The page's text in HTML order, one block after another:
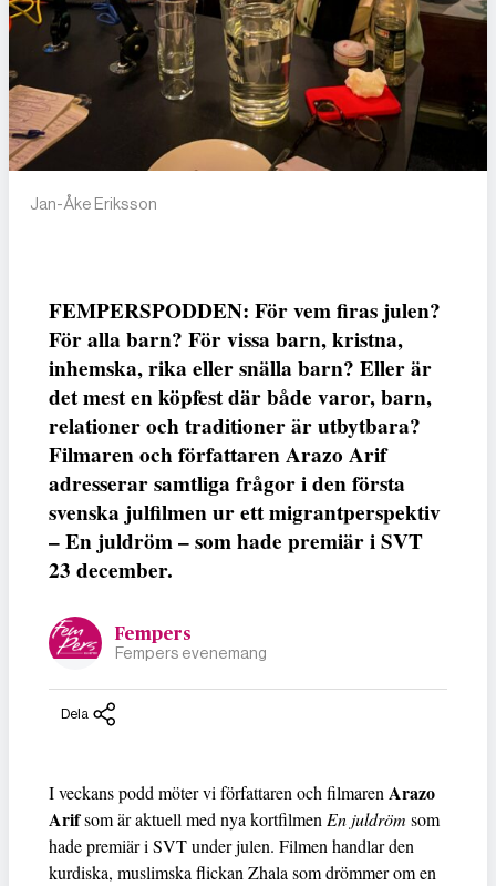
Jan-Åke Eriksson
FEMPERSPODDEN: För vem firas julen?
För alla barn? För vissa barn, kristna,
inhemska, rika eller snälla barn? Eller är
det mest en köpfest där både varor, barn,
relationer och traditioner är utbytbara?
Filmaren och författaren Arazo Arif
adresserar samtliga frågor i den första
svenska julfilmen ur ett migrantperspektiv
– En juldröm – som hade premiär i SVT
23 december.
Fempers
Fempers evenemang
Dela
I veckans podd möter vi författaren och filmarenArazo
Arifsom är aktuell med nya kortfilmenEn juldröm som
hade premiär i SVT under julen. Filmen handlar den
kurdiska, muslimska flickan Zhala som drömmer om en